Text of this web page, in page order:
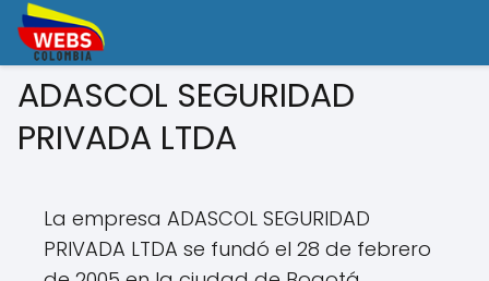
ADASCOL SEGURIDAD
PRIVADA LTDA
La empresa ADASCOL SEGURIDAD
PRIVADA LTDA se fundó el 28 de febrero